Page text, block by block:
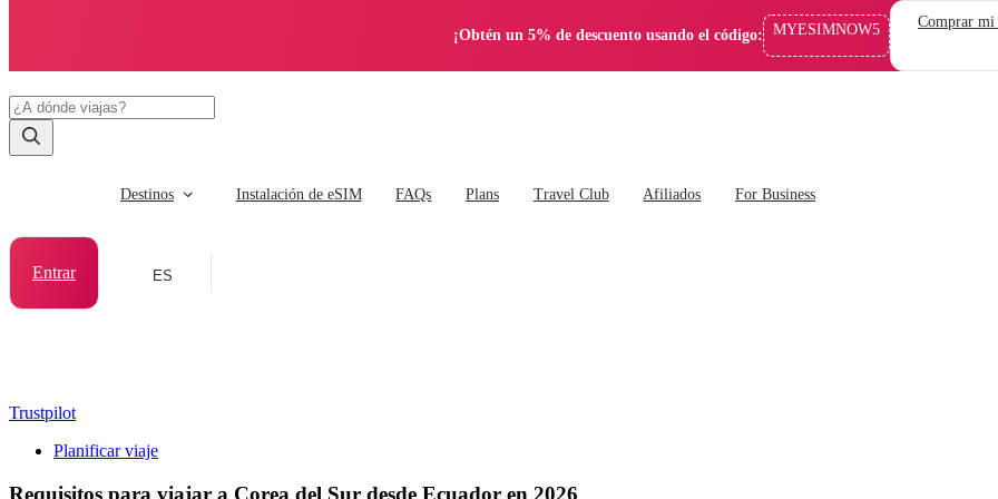
¡Obtén un 5% de descuento usando el código: MYESIMNOW5 Comprar
Destinos Instalación de eSIM FAQs Plans Travel Club Afiliados For Business
Entrar ES
Trustpilot
Planificar viaje
Requisitos para viajar a Corea del Sur desde Ecuador en 2026